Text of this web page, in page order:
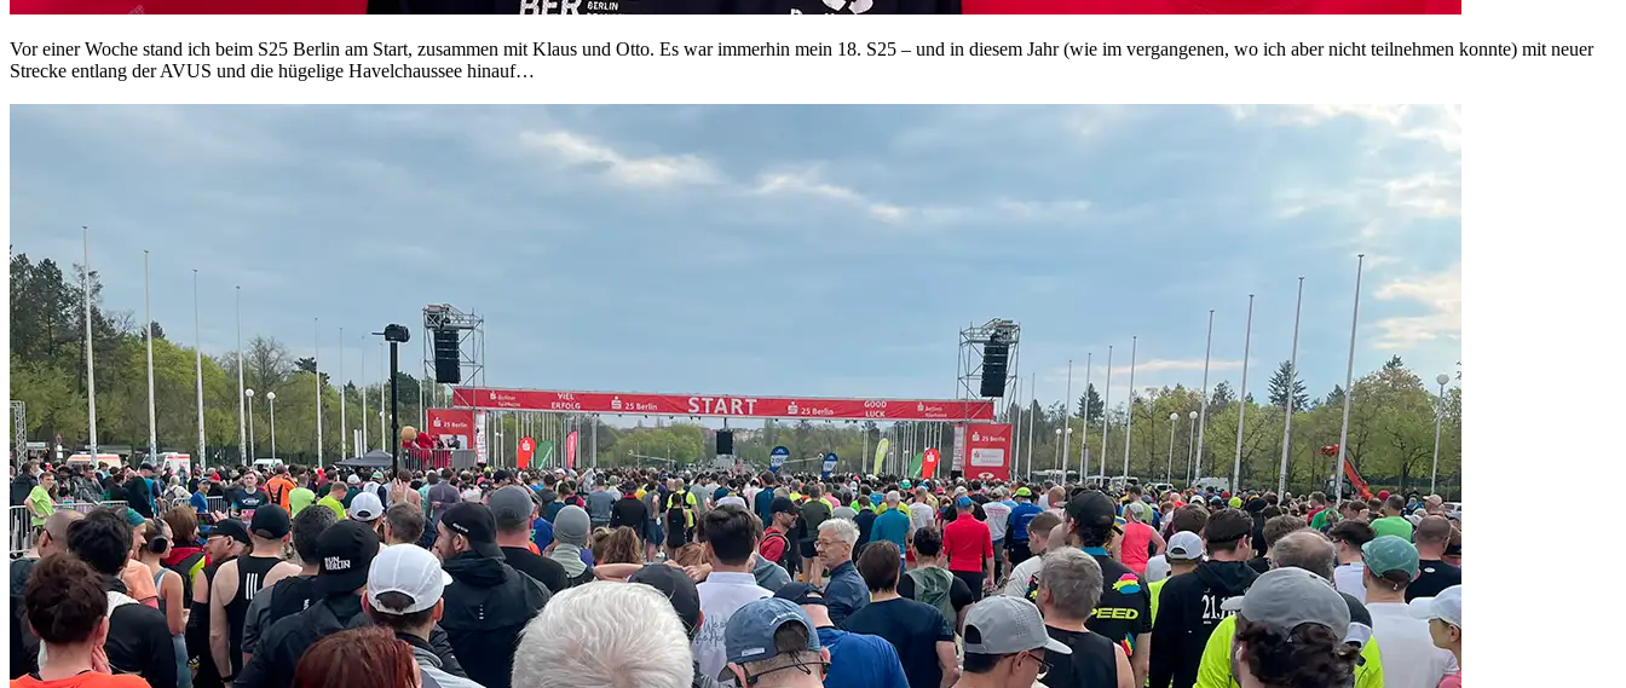
Vor einer Woche stand ich beim S25 Berlin am Start, zusammen mit Klaus und Otto. Es war immerhin mein 18. S25 – und in diesem Jahr (wie im vergangenen, wo ich aber nicht teilnehmen konnte) mit neuer
Strecke entlang der AVUS und die hügelige Havelchaussee hinauf…